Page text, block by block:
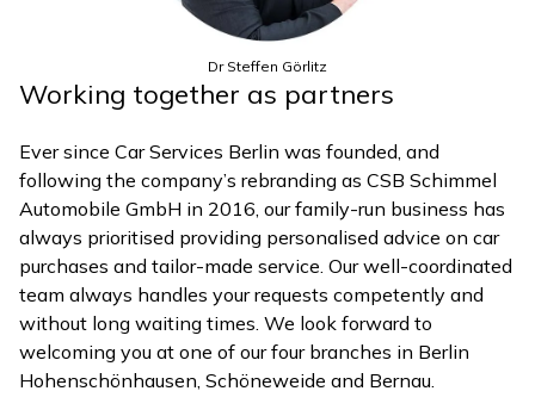
Dr Steffen Görlitz
Working together as partners
Ever since Car Services Berlin was founded, and
following the company’s rebranding as CSB Schimmel
Automobile GmbH in 2016, our family-run business has
always prioritised providing personalised advice on car
purchases and tailor-made service. Our well-coordinated
team always handles your requests competently and
without long waiting times. We look forward to
welcoming you at one of our four branches in Berlin
Hohenschönhausen, Schöneweide and Bernau.